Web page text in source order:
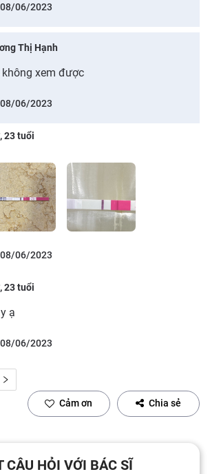
08/06/2023
Thị Hạnh
không xem được
08/06/2023
23 tuổi
08/06/2023
23 tuổi
ạ
08/06/2023
Cảm ơn Chia sẻ
CÂU HỎI VỚI BÁC SĨ